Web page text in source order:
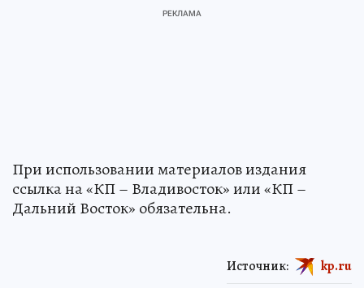
При использовании материалов издания
ссылка на «КП – Владивосток» или «КП –
Дальний Восток» обязательна.
Источник: kp.ru